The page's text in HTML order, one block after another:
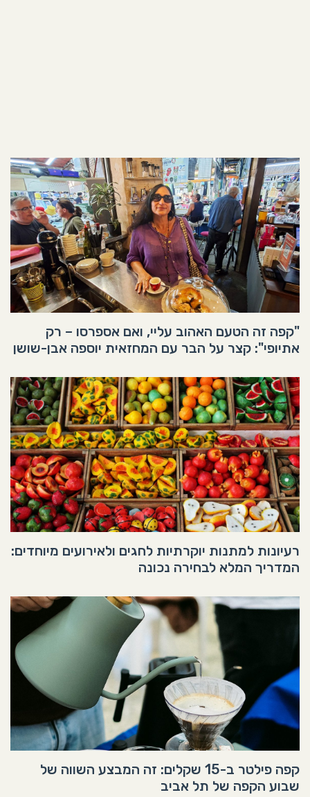
"קפה זה הטעם האהוב עליי, ואם אספרסו – רק
אתיופי": קצר על הבר עם המחזאית יוספה אבן-שושן
רעיונות למתנות יוקרתיות לחגים ולאירועים מיוחדים:
המדריך המלא לבחירה נכונה
קפה פילטר ב-15 שקלים: זה המבצע השווה של
שבוע הקפה של תל אביב